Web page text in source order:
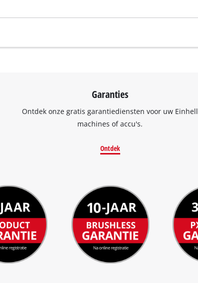
om
Garanties
Ontdek onze gratis garantiediensten voor uw Einhell
machines of accu's.
Ontdek